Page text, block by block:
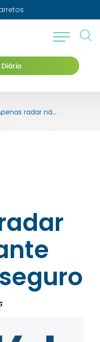
Apenas radar não garante trânsito seguro